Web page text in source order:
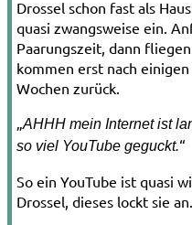
Drossel schon fast als
quasi zwangsweise ein.
Paarungszeit, dann
kommen erst nach
Wochen zurück.
AHHH mein Internet ist
so viel YouTube geguckt.“
So ein YouTube ist quasi
Drossel, dieses lockt sie an.